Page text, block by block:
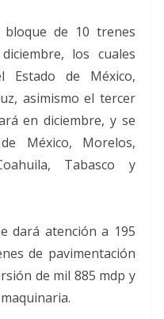
de 10 trenes
los cuales
Estado de México,
asimismo el tercer
en diciembre, y se
México, Morelos,
Tabasco y
dará atención a 195
de pavimentación
de mil 885 mdp y